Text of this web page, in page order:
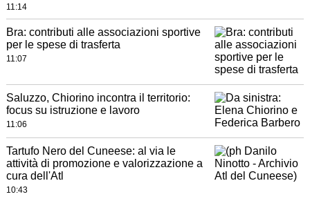
11:14
Bra: contributi alle associazioni sportive
per le spese di trasferta
11:07
Saluzzo, Chiorino incontra il territorio:
focus su istruzione e lavoro
11:06
Tartufo Nero del Cuneese: al via le
attività di promozione e valorizzazione a
cura dell'Atl
10:43